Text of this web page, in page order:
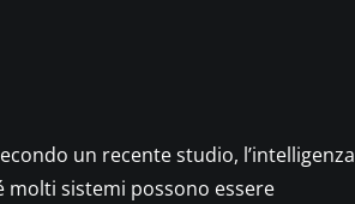
un recente studio, l’intelligenza
sistemi possono essere